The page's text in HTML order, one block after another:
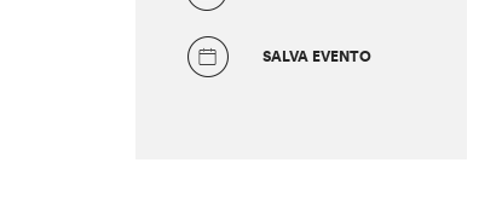
SALVA EVENTO